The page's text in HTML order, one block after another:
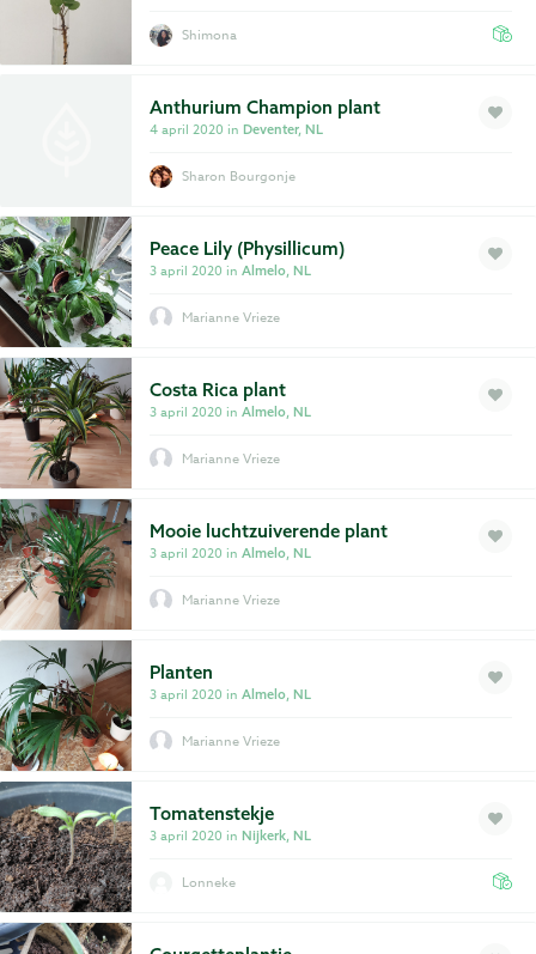
Shimona
Anthurium Champion plant
4 april 2020 in Deventer, NL
Sharon Bourgonje
Peace Lily (Physillicum)
3 april 2020 in Almelo, NL
Marianne Vrieze
Costa Rica plant
3 april 2020 in Almelo, NL
Marianne Vrieze
Mooie luchtzuiverende plant
3 april 2020 in Almelo, NL
Marianne Vrieze
Planten
3 april 2020 in Almelo, NL
Marianne Vrieze
Tomatenstekje
3 april 2020 in Nijkerk, NL
Lonneke